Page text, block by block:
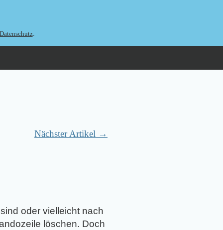
Datenschutz.
Nächster Artikel →
oder vielleicht nach
löschen. Doch